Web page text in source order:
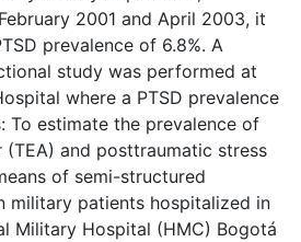
2001 and April 2003, it
prevalence of 6.8%. A
study was performed at
where a PTSD prevalence
To estimate the prevalence of
and posttraumatic stress
of semi-structured
military patients hospitalized in
Military Hospital (HMC) Bogotá